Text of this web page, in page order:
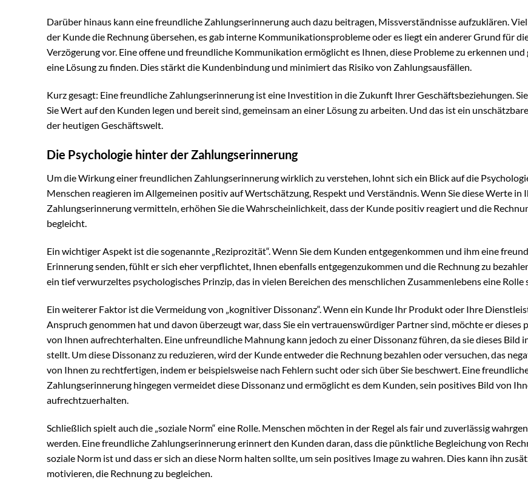
Darüber hinaus kann eine freundliche Zahlungserinnerung auch dazu beitragen, Missverständnisse aufzuklären.
der Kunde die Rechnung übersehen, es gab interne Kommunikationsprobleme oder es liegt ein anderer Grund für
Verzögerung vor. Eine offene und freundliche Kommunikation ermöglicht es Ihnen, diese Probleme zu erkennen und
eine Lösung zu finden. Dies stärkt die Kundenbindung und minimiert das Risiko von Zahlungsausfällen.
Kurz gesagt: Eine freundliche Zahlungserinnerung ist eine Investition in die Zukunft Ihrer Geschäftsbeziehungen.
Sie Wert auf den Kunden legen und bereit sind, gemeinsam an einer Lösung zu arbeiten. Und das ist ein
der heutigen Geschäftswelt.
Die Psychologie hinter der Zahlungserinnerung
Um die Wirkung einer freundlichen Zahlungserinnerung wirklich zu verstehen, lohnt sich ein Blick auf die
Menschen reagieren im Allgemeinen positiv auf Wertschätzung, Respekt und Verständnis. Wenn Sie diese Werte in
Zahlungserinnerung vermitteln, erhöhen Sie die Wahrscheinlichkeit, dass der Kunde positiv reagiert und die
begleicht.
Ein wichtiger Aspekt ist die sogenannte „Reziprozität“. Wenn Sie dem Kunden entgegenkommen und ihm eine
Erinnerung senden, fühlt er sich eher verpflichtet, Ihnen ebenfalls entgegenzukommen und die Rechnung zu
ein tief verwurzeltes psychologisches Prinzip, das in vielen Bereichen des menschlichen Zusammenlebens eine Rolle
Ein weiterer Faktor ist die Vermeidung von „kognitiver Dissonanz“. Wenn ein Kunde Ihr Produkt oder Ihre
Anspruch genommen hat und davon überzeugt war, dass Sie ein vertrauenswürdiger Partner sind, möchte er dieses
von Ihnen aufrechterhalten. Eine unfreundliche Mahnung kann jedoch zu einer Dissonanz führen, da sie dieses Bild
stellt. Um diese Dissonanz zu reduzieren, wird der Kunde entweder die Rechnung bezahlen oder versuchen, das
von Ihnen zu rechtfertigen, indem er beispielsweise nach Fehlern sucht oder sich über Sie beschwert. Eine
Zahlungserinnerung hingegen vermeidet diese Dissonanz und ermöglicht es dem Kunden, sein positives Bild von
aufrechtzuerhalten.
Schließlich spielt auch die „soziale Norm“ eine Rolle. Menschen möchten in der Regel als fair und zuverlässig
werden. Eine freundliche Zahlungserinnerung erinnert den Kunden daran, dass die pünktliche Begleichung von
soziale Norm ist und dass er sich an diese Norm halten sollte, um sein positives Image zu wahren. Dies kann ihn
motivieren, die Rechnung zu begleichen.